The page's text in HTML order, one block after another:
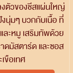
ตัวของชีสแผ่นใหญ่
นุ่มๆ บวกกับเนื้อ ที่
ละหมู เสริมทัพด้วย
ดมัสตาร์ด และซอส
เขือเทศ